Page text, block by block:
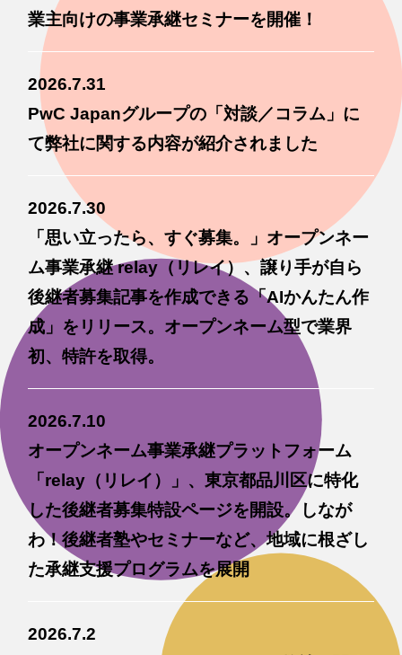
業主向けの事業承継セミナーを開催！
2026.7.31
PwC Japanグループの「対談／コラム」に
て弊社に関する内容が紹介されました
2026.7.30
「思い立ったら、すぐ募集。」オープンネー
ム事業承継 relay（リレイ）、譲り手が自ら
後継者募集記事を作成できる「AIかんたん作
成」をリリース。オープンネーム型で業界
初、特許を取得。
2026.7.10
オープンネーム事業承継プラットフォーム
「relay（リレイ）」、東京都品川区に特化
した後継者募集特設ページを開設。しなが
わ！後継者塾やセミナーなど、地域に根ざし
た承継支援プログラムを展開
2026.7.2